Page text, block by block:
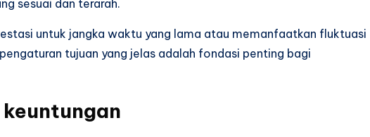
sesuai dan terarah.
untuk jangka waktu yang lama atau memanfaatkan fluktuasi
tujuan yang jelas adalah fondasi penting bagi